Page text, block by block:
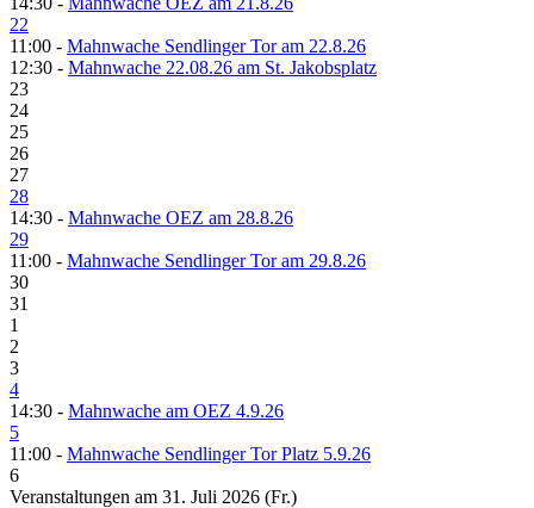
22
11:00 - Mahnwache Sendlinger Tor am 22.8.26
12:30 - Mahnwache 22.08.26 am St. Jakobsplatz
23
24
25
26
27
28
14:30 - Mahnwache OEZ am 28.8.26
29
11:00 - Mahnwache Sendlinger Tor am 29.8.26
30
31
1
2
3
4
14:30 - Mahnwache am OEZ 4.9.26
5
11:00 - Mahnwache Sendlinger Tor Platz 5.9.26
6
Veranstaltungen am 31. Juli 2026 (Fr.)